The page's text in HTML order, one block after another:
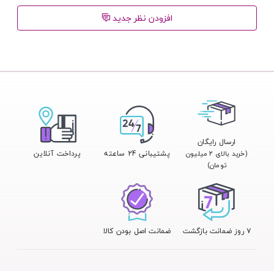
افزودن نظر جدید
ارسال رایگان
(خرید بالای ۲ میلیون
تومان)
پشتیبانی 24 ساعته پرداخت آنلاین
۷ روز ضمانت بازگشت ضمانت اصل بودن کالا